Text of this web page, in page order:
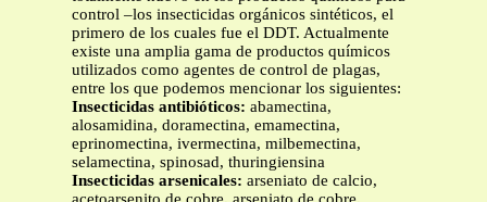
control –los insecticidas orgánicos sintéticos, el
primero de los cuales fue el DDT. Actualmente
existe una amplia gama de productos químicos
utilizados como agentes de control de plagas,
entre los que podemos mencionar los siguientes:
Insecticidas antibióticos: abamectina,
alosamidina, doramectina, emamectina,
eprinomectina, ivermectina, milbemectina,
selamectina, spinosad, thuringiensina
Insecticidas arsenicales: arseniato de calcio,